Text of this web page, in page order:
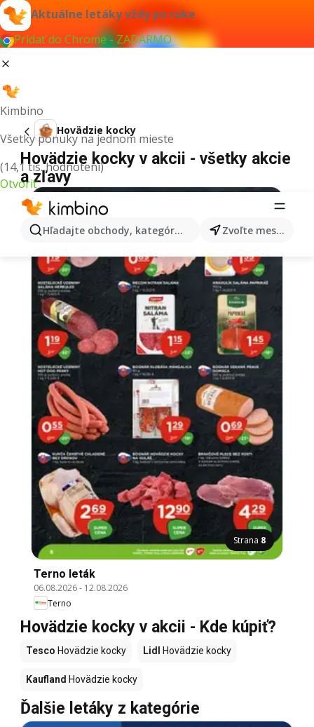
Aktuálne letáky vždy po ruke
Pridať do Chrome - ZADARMO
Kimbino
Všetky ponuky na jednom mieste
(14,1 tis. hodnotení)
Otvoriť
Hľadajte obchody, kategórie, produkty... Zvoľte mesto
Hovädzie kocky
Hovädzie kocky v akcii - všetky akcie
a zľavy
Strana 8
Terno leták
06.08.2026- 12.08.2026
Terno
Hovädzie kocky v akcii - Kde kúpiť?
Tesco Hovädzie kocky Lidl Hovädzie kocky
Kaufland Hovädzie kocky
Ďalšie letáky z kategórie